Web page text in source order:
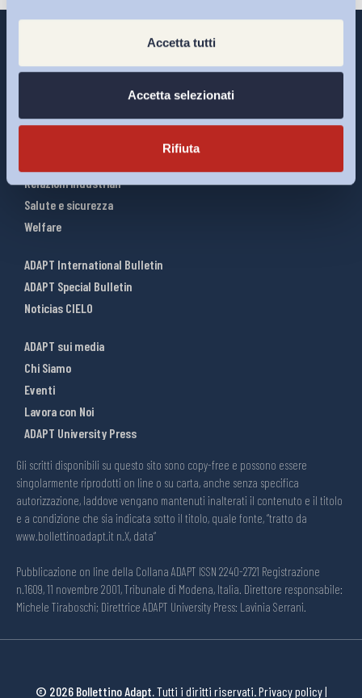
Accetta tutti
Accetta selezionati
Rifiuta
Infografiche
Relazioni industriali
Salute e sicurezza
Welfare
ADAPT International Bulletin
ADAPT Special Bulletin
Noticias CIELO
ADAPT sui media
Chi Siamo
Eventi
Lavora con Noi
ADAPT University Press
Gli scritti disponibili su questo sito sono copy-free e possono essere
singolarmente riprodotti on line o su carta, anche senza specifica
autorizzazione, laddove vengano mantenuti inalterati il contenuto e il titolo
e a condizione che sia indicata sotto il titolo, quale fonte, “tratto da
www.bollettinoadapt.it n.X, data“
Pubblicazione on line della Collana ADAPT ISSN 2240-2721 Registrazione
n.1609, 11 novembre 2001, Tribunale di Modena, Italia. Direttore responsabile:
Michele Tiraboschi; Direttrice ADAPT University Press: Lavinia Serrani.
© 2026 Bollettino Adapt.Tutti i diritti riservati.Privacy policy|